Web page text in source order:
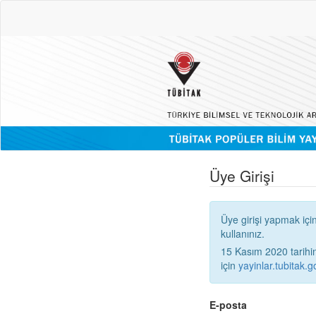
Üye Girişi
Üye girişi yapmak için
kullanınız.
15 Kasım 2020
için
E-posta